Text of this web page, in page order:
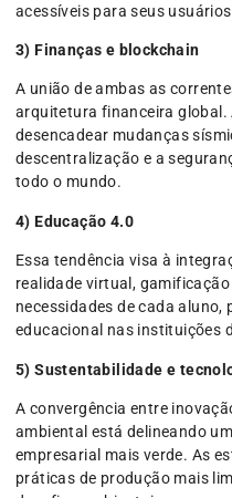
acessíveis para seus
3) Finanças e blockchain
A união de ambas as
arquitetura financeira global.
desencadear mudanças
descentralização e a
todo o mundo.
4) Educação 4.0
Essa tendência visa à
realidade virtual,
necessidades de cada
educacional nas instituições
5) Sustentabilidade e
A convergência entre
ambiental está delineando
empresarial mais verde. As
práticas de produção mais